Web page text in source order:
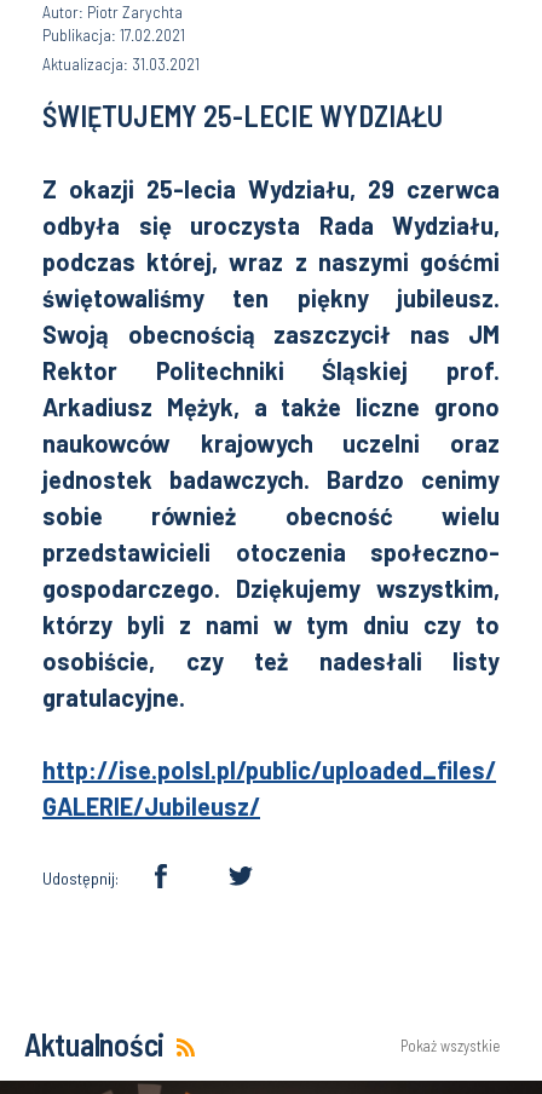
Autor: Piotr Zarychta
Publikacja: 17.02.2021
Aktualizacja: 31.03.2021
ŚWIĘTUJEMY 25-LECIE WYDZIAŁU
Z okazji 25-lecia Wydziału, 29 czerwca
odbyła się uroczysta Rada Wydziału,
podczas której, wraz z naszymi gośćmi
świętowaliśmy ten piękny jubileusz.
Swoją obecnością zaszczycił nas JM
Rektor Politechniki Śląskiej prof.
Arkadiusz Mężyk, a także liczne grono
naukowców krajowych uczelni oraz
jednostek badawczych. Bardzo cenimy
sobie również obecność wielu
przedstawicieli otoczenia społeczno-
gospodarczego. Dziękujemy wszystkim,
którzy byli z nami w tym dniu czy to
osobiście, czy też nadesłali listy
gratulacyjne.
http://ise.polsl.pl/public/uploaded_files/
GALERIE/Jubileusz/
Udostępnij:
Aktualności Pokaż wszystkie